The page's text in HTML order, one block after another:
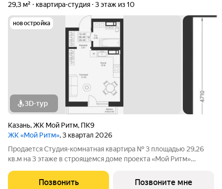
29,3 м²
квартира-студия 3 этаж из 10
новостройка
3D-тур
Казань,ЖК Мой Ритм, ПК9
ЖК «Мой Ритм», 3 квартал 2026
Продается Студия-комнатная квартира № 3 площадью 29,26
кв.м на 3 этаже в строящемся доме проекта «Мой Ритм»
жилой комплекс в одном из лучших районов Казани, на
Позвонить Позвоните мне